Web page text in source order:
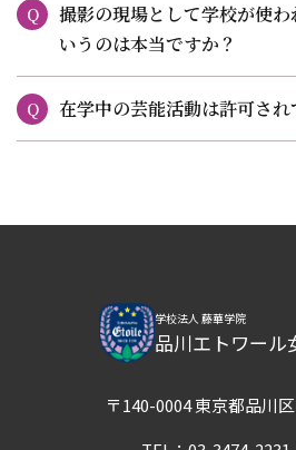
Q
撮影の現場として学校が使わ
いうのは本当ですか？
Q 在学中の芸能活動は許可され
学校法人 藤華学院
品川エトワール
〒140-0004 東京都品川